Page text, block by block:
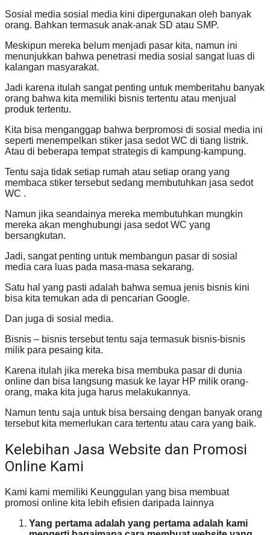
Sosial media sosial media kini dipergunakan oleh banyak
orang. Bahkan termasuk anak-anak SD atau SMP.
Meskipun mereka belum menjadi pasar kita, namun ini
menunjukkan bahwa penetrasi media sosial sangat luas di
kalangan masyarakat.
Jadi karena itulah sangat penting untuk memberitahu banyak
orang bahwa kita memiliki bisnis tertentu atau menjual
produk tertentu.
Kita bisa menganggap bahwa berpromosi di sosial media ini
seperti menempelkan stiker jasa sedot WC di tiang listrik.
Atau di beberapa tempat strategis di kampung-kampung.
Tentu saja tidak setiap rumah atau setiap orang yang
membaca stiker tersebut sedang membutuhkan jasa sedot
WC .
Namun jika seandainya mereka membutuhkan mungkin
mereka akan menghubungi jasa sedot WC yang
bersangkutan.
Jadi, sangat penting untuk membangun pasar di sosial
media cara luas pada masa-masa sekarang.
Satu hal yang pasti adalah bahwa semua jenis bisnis kini
bisa kita temukan ada di pencarian Google.
Dan juga di sosial media.
Bisnis – bisnis tersebut tentu saja termasuk bisnis-bisnis
milik para pesaing kita.
Karena itulah jika mereka bisa membuka pasar di dunia
online dan bisa langsung masuk ke layar HP milik orang-
orang, maka kita juga harus melakukannya.
Namun tentu saja untuk bisa bersaing dengan banyak orang
tersebut kita memerlukan cara tertentu atau cara yang baik.
Kelebihan Jasa Website dan Promosi
Online Kami
Kami kami memiliki Keunggulan yang bisa membuat
promosi online kita lebih efisien daripada lainnya
Yang pertama adalah yang pertama adalah kami